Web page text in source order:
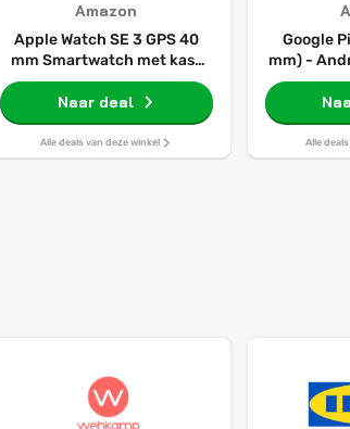
Amazon
Apple Watch SE 3 GPS 40
mm Smartwatch met kast
van middernacht
aluminium, middernacht
sportbandje (S/M). Conditie
en slaap bijhouden,
hartslagmonitor, Always‑On
Naar deal
Alle deals van deze winkel
Google
mm) -
met
en
van
Alle